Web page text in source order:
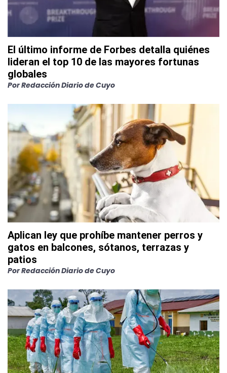
El último informe de Forbes detalla quiénes
lideran el top 10 de las mayores fortunas
globales
PorRedacción Diario de Cuyo
Aplican ley que prohíbe mantener perros y
gatos en balcones, sótanos, terrazas y
patios
PorRedacción Diario de Cuyo